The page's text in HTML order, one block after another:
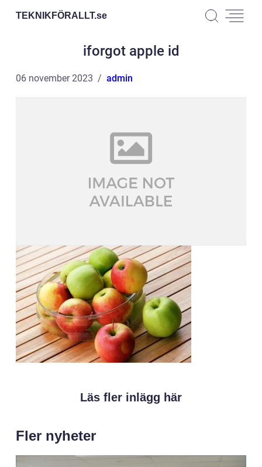
TEKNIKFÖRALLT.se
iforgot apple id
06 november 2023 admin
Läs fler inlägg här
Fler nyheter